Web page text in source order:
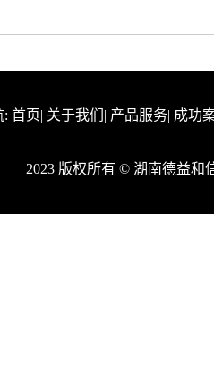
: 首页| 关于我们 | 产品服务| 成功
2023 版权所有 © 湖南德益